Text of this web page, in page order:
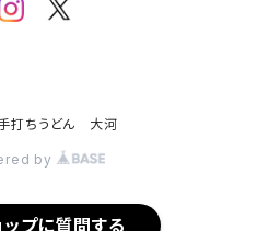
打ちうどん 大河
by
ップに質問する